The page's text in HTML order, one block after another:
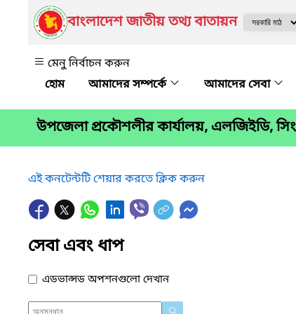
বাংলাদেশ জাতীয় তথ্য বাতায়ন
মেনু নির্বাচন করুন
আমাদের সম্পর্কে
আমাদের সেবা
উপজেলা প্রকৌশলীর কার্যালয়, এলজিইডি,
এই কনটেন্টটি শেয়ার করতে ক্লিক করুন
সেবা এবং ধাপ
এডভান্সড অপশনগুলো দেখান